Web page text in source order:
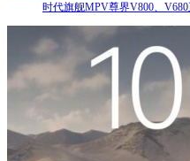
时代旗舰MPV尊界V800、